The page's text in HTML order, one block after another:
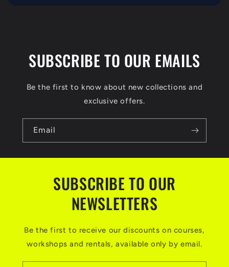
SUBSCRIBE TO OUR EMAILS
Be the first to know about new collections and
exclusive offers.
Email
SUBSCRIBE TO OUR
NEWSLETTERS
Be the first to receive our discounts on courses,
workshops and rentals, available only by email.